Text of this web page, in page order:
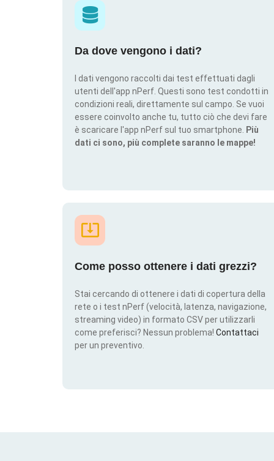
Da dove vengono i dati?
I dati vengono raccolti dai test effettuati dagli
utenti dell'app nPerf. Questi sono test condotti in
condizioni reali, direttamente sul campo. Se vuoi
essere coinvolto anche tu, tutto ciò che devi fare
è scaricare l'app nPerf sul tuo smartphone.
Più
dati ci sono, più complete saranno le mappe!
Come posso ottenere i dati grezzi?
Stai cercando di ottenere i dati di copertura della
rete o i test nPerf (velocità, latenza, navigazione,
streaming video) in formato CSV per utilizzarli
come preferisci? Nessun problema! Contattaci
per un preventivo.